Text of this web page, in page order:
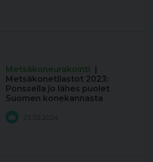
Metsäkoneurakointi |
Metsäkonetilastot 2023:
Ponssella jo lähes puolet
Suomen konekannasta
23.02.2024